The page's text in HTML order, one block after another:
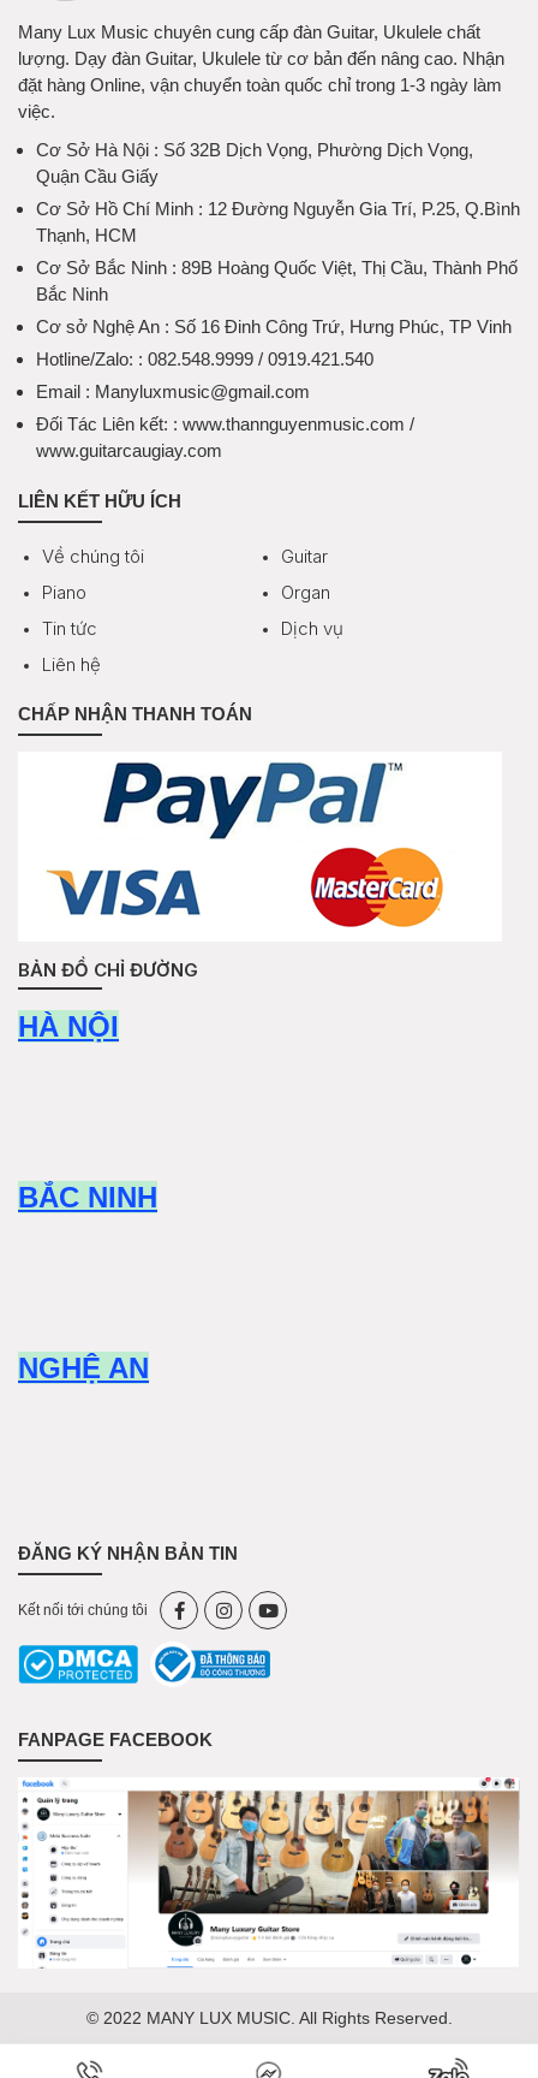
Many Lux Music chuyên cung cấp đàn Guitar, Ukulele chất
lượng. Dạy đàn Guitar, Ukulele từ cơ bản đến nâng cao. Nhận
đặt hàng Online, vận chuyển toàn quốc chỉ trong 1-3 ngày làm
việc.
Cơ Sở Hà Nội : Số 32B Dịch Vọng, Phường Dịch Vọng,
Quận Cầu Giấy
Cơ Sở Hồ Chí Minh : 12 Đường Nguyễn Gia Trí, P.25, Q.Bình
Thạnh, HCM
Cơ Sở Bắc Ninh : 89B Hoàng Quốc Việt, Thị Cầu, Thành Phố
Bắc Ninh
Cơ sở Nghệ An : Số 16 Đinh Công Trứ, Hưng Phúc, TP Vinh
Hotline/Zalo: : 082.548.9999 / 0919.421.540
Email : Manyluxmusic@gmail.com
Đối Tác Liên kết: : www.thannguyenmusic.com /
www.guitarcaugiay.com
LIÊN KẾT HỮU ÍCH
Về chúng tôi
Guitar
Piano
Organ
Tin tức
Dịch vụ
Liên hệ
CHẤP NHẬN THANH TOÁN
BẢN ĐỒ CHỈ ĐƯỜNG
HÀ NỘI
BẮC NINH
NGHỆ AN
ĐĂNG KÝ NHẬN BẢN TIN
Kết nối tới chúng tôi
FANPAGE FACEBOOK
© 2022 MANY LUX MUSIC. All Rights Reserved.